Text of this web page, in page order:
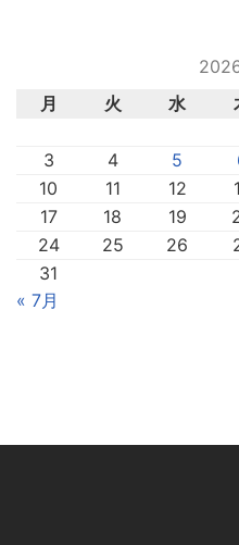
月
火 水
3
4 5
10
11 12
17
18 19
24
25 26
31
« 7月